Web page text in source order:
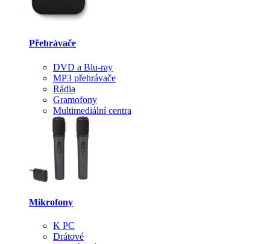
Přehrávače
DVD a Blu-ray
MP3 přehrávače
Rádia
Gramofony
Multimediální centra
Mikrofony
K PC
Drátové